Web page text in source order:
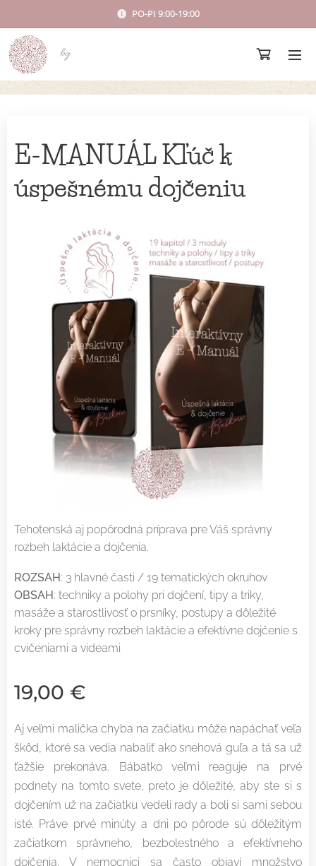
PO-PI 9:00-19:00
bg
E-MANUÁL Kľúč k
úspešnému dojčeniu
Tehotenská aj popôrodná príprava pre Váš správny
rozbeh laktácie a dojčenia.
ROZSAH: 3 hlavné časti / 19 tematických okruhov
OBSAH: techniky a polohy pri dojčení, tipy a triky,
masáže a starostlivosť o prsníky, postupy a dôležité
kroky pre správny rozbeh laktácie a efektívne dojčenie s
cvičeniami a videami
19,00 €
Aj veľmi malička chyba na začiatku môže napáchať veľa
škôd, ktoré sa vedia nabaliť ako snehová guľa a tá sa už
ťažšie prekonáva. Bábätko veľmi reaguje na prvé
podnety na tomto svete, preto je dôležité, aby ste si s
dojčením už na začiatku vedeli rady a boli si sami sebou
isté. Práve prvé minúty a dni po pôrode sú dôležitým
začiatkom správneho, bezbolestného a efektívneho
dojčenia. V nemocnici sa často objaví množstvo